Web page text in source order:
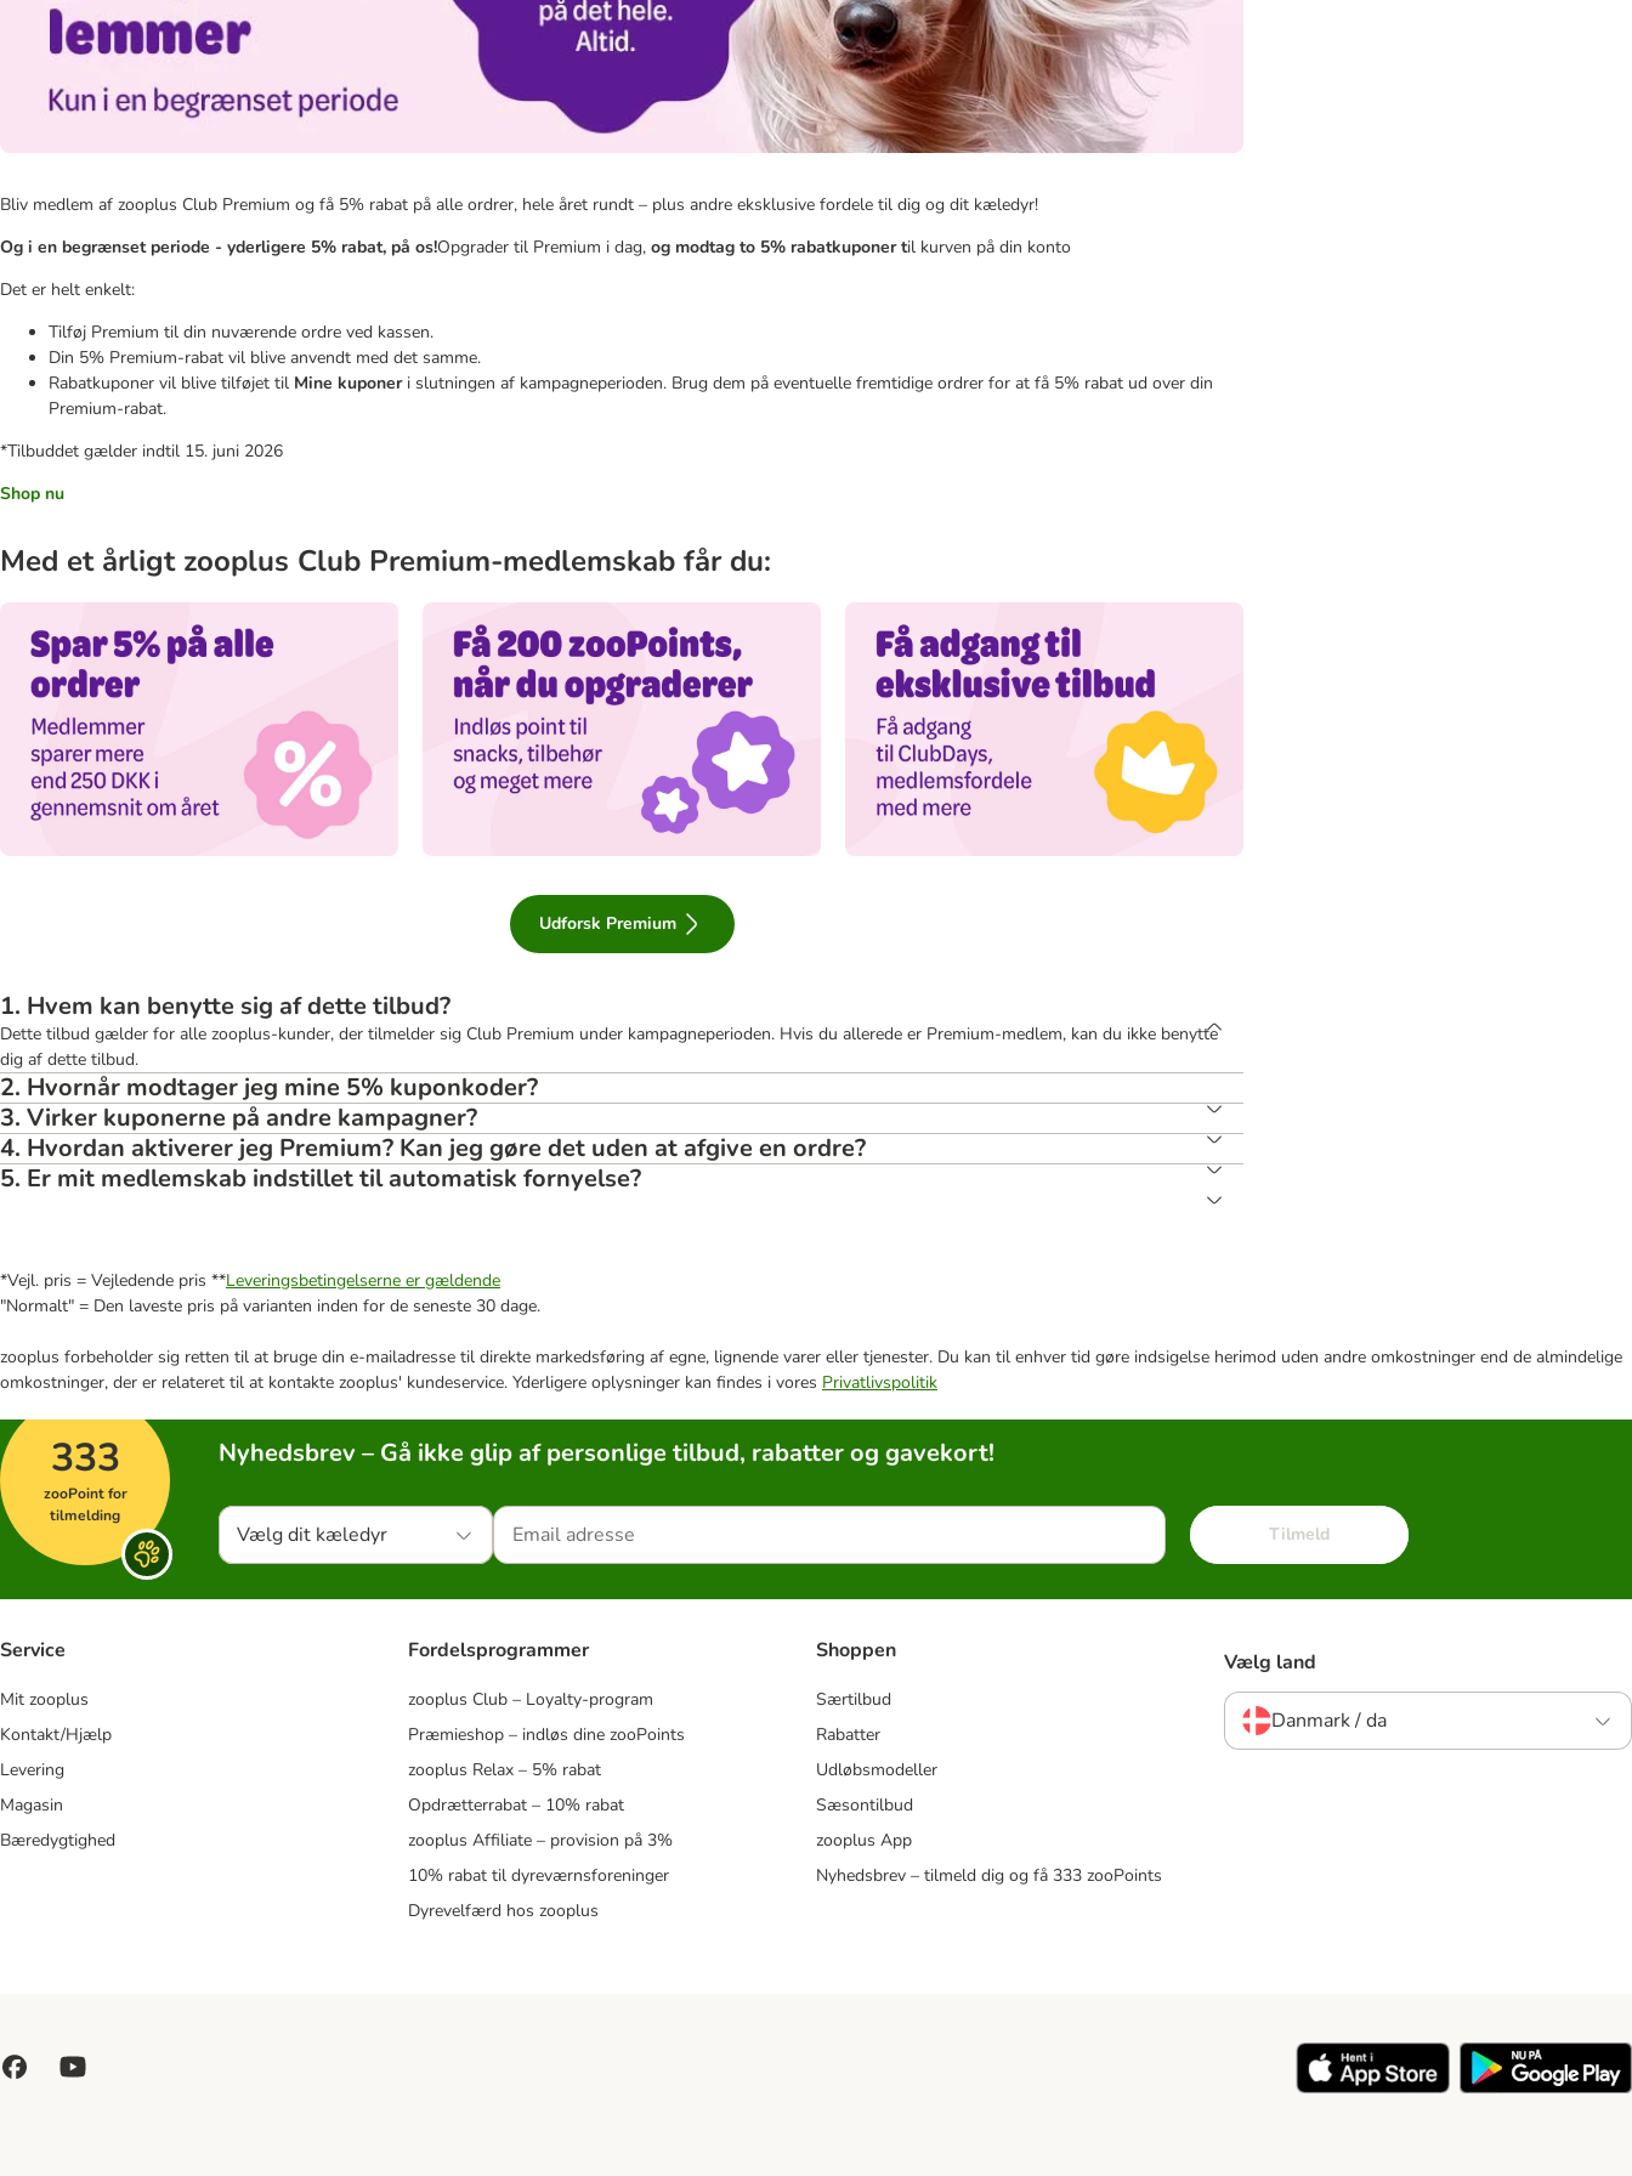
Bliv medlem af zooplus Club Premium og få 5% rabat på alle ordrer, hele året rundt – plus andre eksklusive fordele til dig og dit kæledyr!
Og i en begrænset periode - yderligere 5% rabat, på os!Opgrader til Premium i dag, og modtag to 5% rabatkuponer til kurven på din konto
Det er helt enkelt:​
Tilføj Premium til din nuværende ordre ved kassen.
Din 5% Premium-rabat vil blive anvendt med det samme.
Rabatkuponer vil blive tilføjet til Mine kuponeri slutningen af ​​kampagneperioden. Brug dem på eventuelle fremtidige ordrer for at få 5% rabat ud over din
Premium-rabat.
*Tilbuddet gælder indtil 15. juni 2026
Shop nu
Med et årligt zooplus Club Premium-medlemskab får du:​
Udforsk Premium
1. Hvem kan benytte sig af dette tilbud?
Dette tilbud gælder for alle zooplus-kunder, der tilmelder sig Club Premium under kampagneperioden. Hvis du allerede er Premium-medlem, kan du ikke benytte
dig af dette tilbud.
2. Hvornår modtager jeg mine 5% kuponkoder?
3. Virker kuponerne på andre kampagner?
4. Hvordan aktiverer jeg Premium? Kan jeg gøre det uden at afgive en ordre?
5. Er mit medlemskab indstillet til automatisk fornyelse?
*Vejl. pris = Vejledende pris **Leveringsbetingelserne er gældende
"Normalt" = Den laveste pris på varianten inden for de seneste 30 dage.
zooplus forbeholder sig retten til at bruge din e-mailadresse til direkte markedsføring af egne, lignende varer eller tjenester. Du kan til enhver tid gøre indsigelse herimod uden andre omkostninger end de almindelige
omkostninger, der er relateret til at kontakte zooplus' kundeservice. Yderligere oplysninger kan findes i vores Privatlivspolitik
333
zooPoint for
tilmelding
Nyhedsbrev – Gå ikke glip af personlige tilbud, rabatter og gavekort!
Vælg dit kæledyr Tilmeld
Service
Mit zooplus
Kontakt/Hjælp
Levering
Magasin
Bæredygtighed
Fordelsprogrammer
zooplus Club – Loyalty-program
Præmieshop – indløs dine zooPoints
zooplus Relax – 5% rabat
Opdrætterrabat – 10% rabat
zooplus Affiliate – provision på 3%
10% rabat til dyreværnsforeninger
Dyrevelfærd hos zooplus
Shoppen
Særtilbud
Rabatter
Udløbsmodeller
Sæsontilbud
zooplus App
Nyhedsbrev – tilmeld dig og få 333 zooPoints
Vælg land
Danmark / da